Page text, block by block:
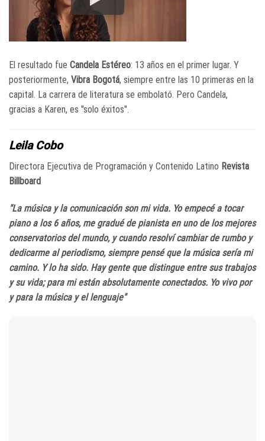
El resultado fue Candela Estéreo: 13 años en el primer lugar. Y
posteriormente, Vibra Bogotá, siempre entre las 10 primeras en la
capital. La carrera de literatura se embolató. Pero Candela,
gracias a Karen, es "solo éxitos".
Leila Cobo
Directora Ejecutiva de Programación y Contenido Latino Revista
Billboard
"La música y la comunicación son mi vida. Yo empecé a tocar
piano a los 6 años, me gradué de pianista en uno de los mejores
conservatorios del mundo, y cuando resolví cambiar de rumbo y
dedicarme al periodismo, siempre pensé que la música sería mi
camino. Y lo ha sido. Hay gente que distingue entre sus trabajos
y su vida; para mi están absolutamente conectados. Yo vivo por
y para la música y el lenguaje"